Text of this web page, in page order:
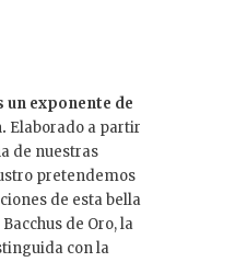
un exponente de
Elaborado a partir
de nuestras
pretendemos
de esta bella
de Oro, la
con la